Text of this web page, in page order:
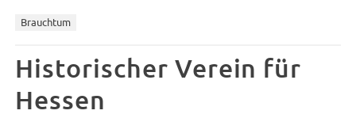
Brauchtum
Historischer Verein für
Hessen